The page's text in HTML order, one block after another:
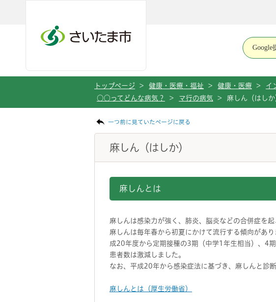
トップページ > 健康・医療・福祉 > 健康・医療 > イ
○○ってどんな病気？
> マ行の病気 > 麻しん（はしか
一つ前に見ていたページに戻る
麻しん（はしか）
麻しんとは
麻しんは感染力が強く、肺炎、脳炎などの合併症を
麻しんは毎年春から初夏にかけて流行する傾向があ
成20年度から定期接種の3期（中学1年生相当）、4
患者数は激減しました。
なお、平成20年から感染症法に基づき、麻しんと診
麻しんとは（厚生労働省）